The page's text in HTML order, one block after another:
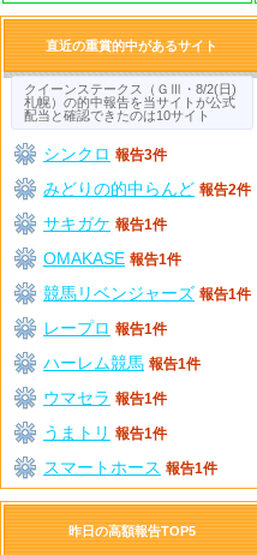
直近の重賞的中があるサイト
クイーンステークス（ＧⅢ・8/2(日)
札幌）の的中報告を当サイトが公式
配当と確認できたのは10サイト
シンクロ 報告3件
みどりの的中らんど 報告2件
サキガケ 報告1件
OMAKASE 報告1件
競馬リベンジャーズ 報告1件
レープロ 報告1件
ハーレム競馬 報告1件
ウマセラ 報告1件
うまトリ 報告1件
スマートホース 報告1件
昨日の高額報告TOP5